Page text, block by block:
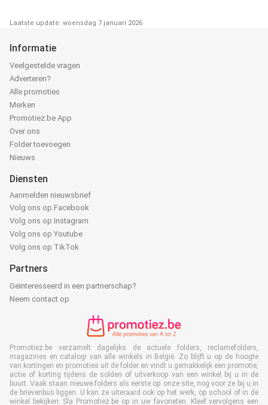
Laatste update: woensdag 7 januari 2026
Informatie
Veelgestelde vragen
Adverteren?
Alle promoties
Merken
Promotiez.be App
Over ons
Folder toevoegen
Nieuws
Diensten
Aanmelden nieuwsbrief
Volg ons op Facebook
Volg ons op Instagram
Volg ons op Youtube
Volg ons op TikTok
Partners
Geïnteresseerd in een partnerschap?
Neem contact op
Promotiez.be verzamelt dagelijks de actuele folders, reclamefolders,
magazines en catalogi van alle winkels in België. Zo blijft u op de hoogte
van kortingen en promoties uit de folder en vindt u gemakkelijk een promotie,
actie of korting tijdens de solden of uitverkoop van een winkel bij u in de
buurt. Vaak staan nieuwe folders als eerste op onze site, nog voor ze bij u in
de brievenbus liggen. U kan ze uiteraard ook op het werk, op school of in de
winkel bekijken. Sla Promotiez.be op in uw favorieten. Kleef vervolgens een